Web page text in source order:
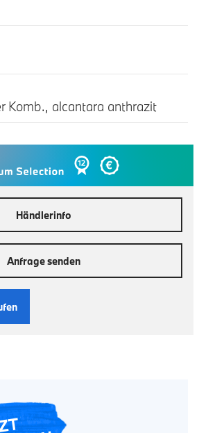
Komb., alcantara anthrazit
Händlerinfo
Anfrage senden